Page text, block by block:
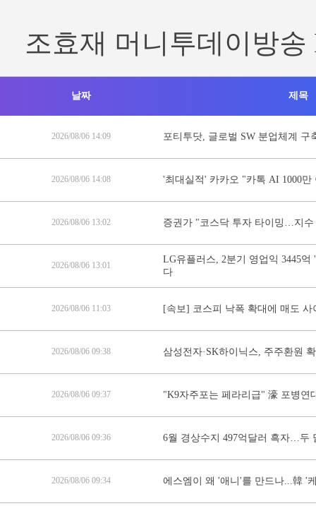
조효재 머니투데이방
날짜 제목
2026/08/06 14:09 포티투닷, 글로벌 SW 분업체계 구
2026/08/06 14:08 '최대실적' 카카오 "카톡 AI 1000만
2026/08/06 13:02 증권가 "코스닥 투자 타이밍…지
2026/08/06 13:01
LG유플러스, 2분기 영업익 3445
다
2026/08/06 11:03 [속보] 코스피 낙폭 확대에 매도 사
2026/08/06 09:38 삼성전자·SK하이닉스, 주주환원
2026/08/06 09:37 "K9자주포는 페라리급" 濠 포병연
2026/08/06 09:36 6월 경상수지 497억달러 흑자…두
2026/08/06 09:34 에스엠이 왜 '애니'를 만드나...韓 '